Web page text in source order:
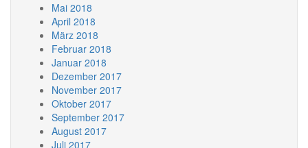
Mai 2018
April 2018
März 2018
Februar 2018
Januar 2018
Dezember 2017
November 2017
Oktober 2017
September 2017
August 2017
Juli 2017